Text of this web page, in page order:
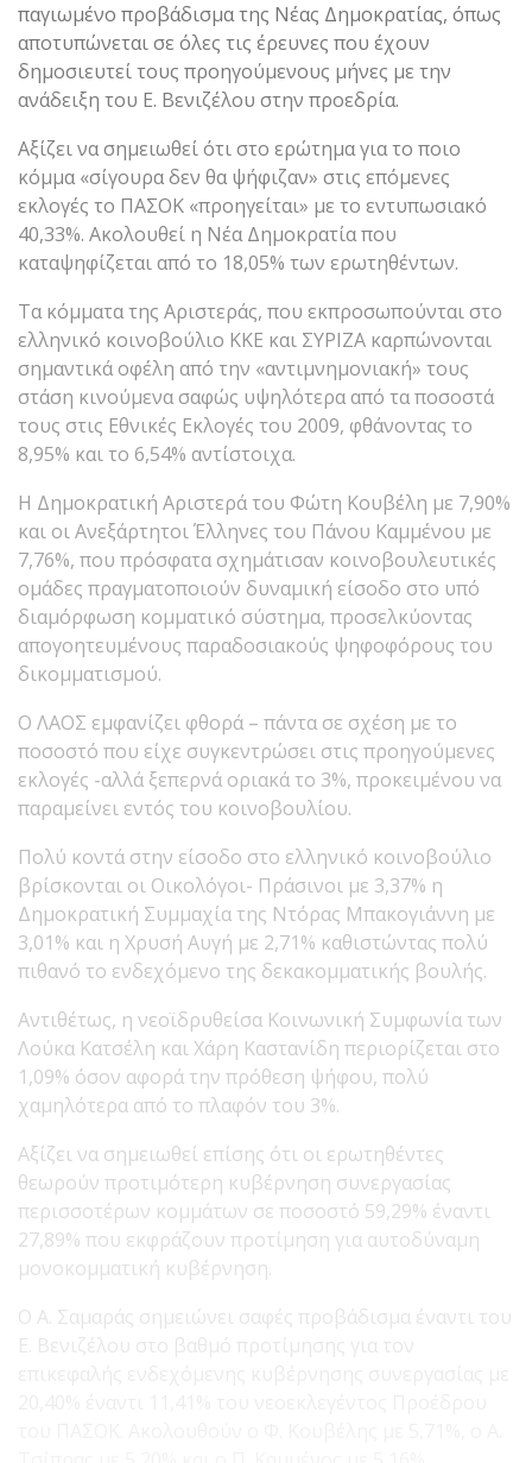
παγιωμένο προβάδισμα της Νέας Δημοκρατίας, όπως
αποτυπώνεται σε όλες τις έρευνες που έχουν
δημοσιευτεί τους προηγούμενους μήνες με την
ανάδειξη του Ε. Βενιζέλου στην προεδρία.
Αξίζει να σημειωθεί ότι στο ερώτημα για το ποιο
κόμμα «σίγουρα δεν θα ψήφιζαν» στις επόμενες
εκλογές το ΠΑΣΟΚ «προηγείται» με το εντυπωσιακό
40,33%. Ακολουθεί η Νέα Δημοκρατία που
καταψηφίζεται από το 18,05% των ερωτηθέντων.
Τα κόμματα της Αριστεράς, που εκπροσωπούνται στο
ελληνικό κοινοβούλιο ΚΚΕ και ΣΥΡΙΖΑ καρπώνονται
σημαντικά οφέλη από την «αντιμνημονιακή» τους
στάση κινούμενα σαφώς υψηλότερα από τα ποσοστά
τους στις Εθνικές Εκλογές του 2009, φθάνοντας το
8,95% και το 6,54% αντίστοιχα.
Η Δημοκρατική Αριστερά του Φώτη Κουβέλη με 7,90%
και οι Ανεξάρτητοι Έλληνες του Πάνου Καμμένου με
7,76%, που πρόσφατα σχημάτισαν κοινοβουλευτικές
ομάδες πραγματοποιούν δυναμική είσοδο στο υπό
διαμόρφωση κομματικό σύστημα, προσελκύοντας
απογοητευμένους παραδοσιακούς ψηφοφόρους του
δικομματισμού.
Ο ΛΑΟΣ εμφανίζει φθορά – πάντα σε σχέση με το
ποσοστό που είχε συγκεντρώσει στις προηγούμενες
εκλογές -αλλά ξεπερνά οριακά το 3%, προκειμένου να
παραμείνει εντός του κοινοβουλίου.
Πολύ κοντά στην είσοδο στο ελληνικό κοινοβούλιο
βρίσκονται οι Οικολόγοι- Πράσινοι με 3,37% η
Δημοκρατική Συμμαχία της Ντόρας Μπακογιάννη με
3,01% και η Χρυσή Αυγή με 2,71% καθιστώντας πολύ
πιθανό το ενδεχόμενο της δεκακομματικής βουλής.
Αντιθέτως, η νεοϊδρυθείσα Κοινωνική Συμφωνία των
Λούκα Κατσέλη και Χάρη Καστανίδη περιορίζεται στο
1,09% όσον αφορά την πρόθεση ψήφου, πολύ
χαμηλότερα από το πλαφόν του 3%.
Αξίζει να σημειωθεί επίσης ότι οι ερωτηθέντες
θεωρούν προτιμότερη κυβέρνηση συνεργασίας
περισσοτέρων κομμάτων σε ποσοστό 59,29% έναντι
27,89% που εκφράζουν προτίμηση για αυτοδύναμη
μονοκομματική κυβέρνηση.
Ο Α. Σαμαράς σημειώνει σαφές προβάδισμα έναντι του
Ε. Βενιζέλου στο βαθμό προτίμησης για τον